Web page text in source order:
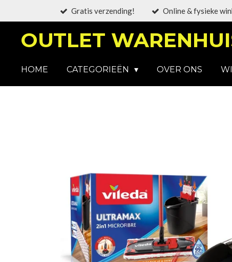
hoofdinhoud
Gratis verzending! Online & fysieke
OUTLET
HOME CATEGORIEËN OVER ONS